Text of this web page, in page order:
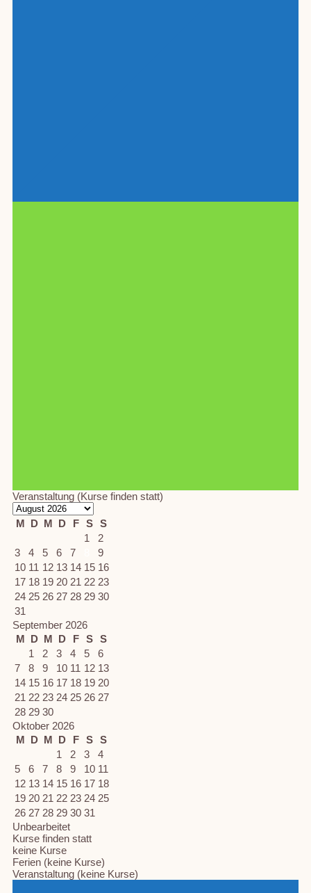
Veranstaltung (Kurse finden statt)
M D M D F S S
1
2
3
4 5 6 7
9
10 11 12 13 14 15 16
17 18 19 20 21 22 23
24 25 26 27 28 29 30
31
September 2026
M D M D F S S
1
2 3 4 5
6
7
8 9 10 11 12 13
14 15 16 17 18 19 20
21 22 23 24 25 26 27
28 29 30
Oktober 2026
M D M D F S S
1
2 3
4
5
6 7 8 9 10 11
12 13 14 15 16 17 18
19 20 21 22 23 24 25
26 27 28 29 30 31
Unbearbeitet
Kurse finden statt
keine Kurse
Ferien (keine Kurse)
Veranstaltung (keine Kurse)